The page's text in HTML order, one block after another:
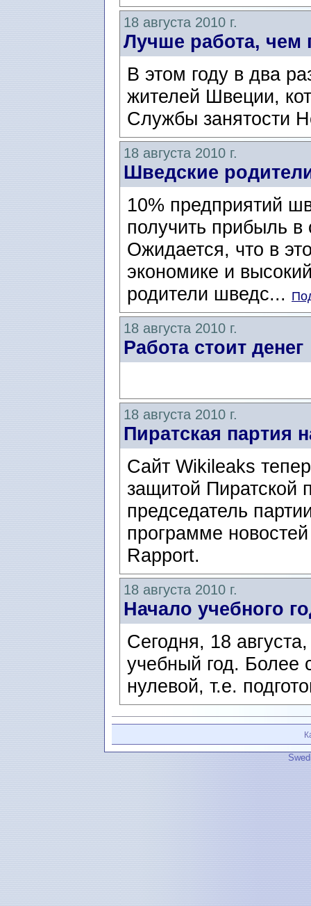
18 августа 2010 г.
Лучше работа, чем
В этом году в два
жителей Швеции,
Службы занятости
18 августа 2010 г.
Шведские
10% предприятий
получить прибыль в
Ожидается, что в
экономике и
родители шведс...
18 августа 2010 г.
Работа стоит денег
18 августа 2010 г.
Пиратская партия
Сайт Wikileaks
защитой Пиратской
председатель
программе
Rapport.
18 августа 2010 г.
Начало учебного
Cегодня, 18
учебный год. Более
нулевой, т.е.